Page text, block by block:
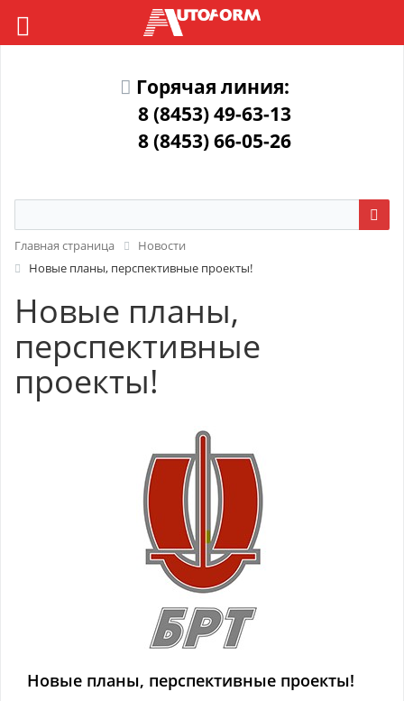
Горячая линия:
8 (8453) 49-63-13
8 (8453) 66-05-26
Главная страница
Новости
Новые планы, перспективные проекты!
Новые планы,
перспективные
проекты!
Новые планы, перспективные проекты!